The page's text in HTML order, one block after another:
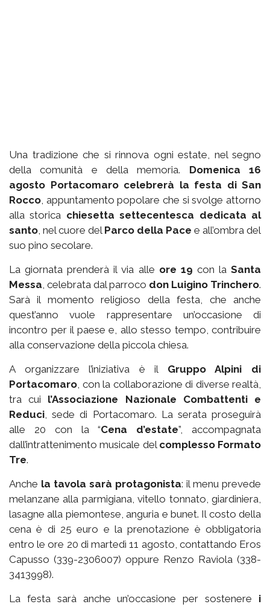
Una tradizione che si rinnova ogni estate, nel segno
della comunità e della memoria. Domenica 16
agosto Portacomaro celebrerà la festa di San
Rocco, appuntamento popolare che si svolge attorno
alla storica chiesetta settecentesca dedicata al
santo, nel cuore del Parco della Pace e all’ombra del
suo pino secolare.
La giornata prenderà il via alle ore 19 con laSanta
Messa, celebrata dal parroco don Luigino Trinchero.
Sarà il momento religioso della festa, che anche
quest’anno vuole rappresentare un’occasione di
incontro per il paese e, allo stesso tempo, contribuire
alla conservazione della piccola chiesa.
A organizzare l’iniziativa è il Gruppo Alpini di
Portacomaro, con la collaborazione di diverse realtà,
tra cui l’Associazione Nazionale Combattenti e
Reduci, sede di Portacomaro. La serata proseguirà
alle 20 con la “Cena d’estate”, accompagnata
dall’intrattenimento musicale del complesso Formato
Tre.
Anche la tavola sarà protagonista: il menu prevede
melanzane alla parmigiana, vitello tonnato, giardiniera,
lasagne alla piemontese, anguria e bunet. Il costo della
cena è di 25 euro e la prenotazione è obbligatoria
entro le ore 20 di martedì 11 agosto, contattando Eros
Capusso (339-2306007) oppure Renzo Raviola (338-
3413998).
La festa sarà anche un’occasione per sostenere i